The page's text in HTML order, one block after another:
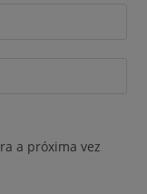
a próxima vez